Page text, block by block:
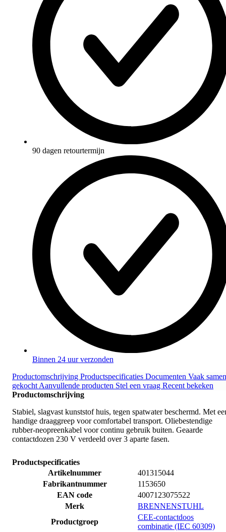
90 dagen retourtermijn
Binnen 24 uur verzonden
Productomschrijving Productspecificaties Documenten Vaak samen
gekocht Aanvullende producten Stel een vraag Recent bekeken
Productomschrijving
Stabiel, slagvast kunststof huis, tegen spatwater beschermd. Met
handige draaggreep voor comfortabel transport. Oliebestendige
rubber-neopreenkabel voor continu gebruik buiten. Geaarde
contactdozen 230 V verdeeld over 3 aparte fasen.
Productspecificaties
Artikelnummer
401315044
Fabrikantnummer
1153650
EAN code
4007123075522
Merk
BRENNENSTUHL
Productgroep
CEE-contactdoos
combinatie (IEC 60309)